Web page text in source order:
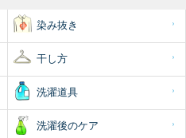
染み抜き
干し方
洗濯道具
洗濯後のケア